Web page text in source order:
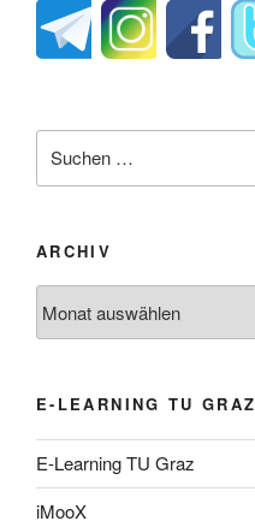
nach:
ARCHIV
E-LEARNING TU GRAZ
E-Learning TU Graz
iMooX